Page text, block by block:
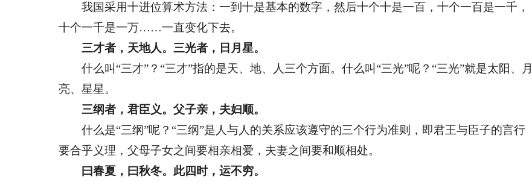
我国采用十进位算术方法：一到十是基本的数字，然后十个十是一百，十个一百是一千，
十个一千是一万……一直变化下去。
三才者，天地人。三光者，日月星。
什么叫“三才”？“三才”指的是天、地、人三个方面。什么叫“三光”呢？“三光”就是太阳、月
亮、星星。
三纲者，君臣义。父子亲，夫妇顺。
什么是“三纲”呢？“三纲”是人与人的关系应该遵守的三个行为准则，即君王与臣子的言行
要合乎义理，父母子女之间要相亲相爱，夫妻之间要和顺相处。
曰春夏，曰秋冬。此四时，运不穷。